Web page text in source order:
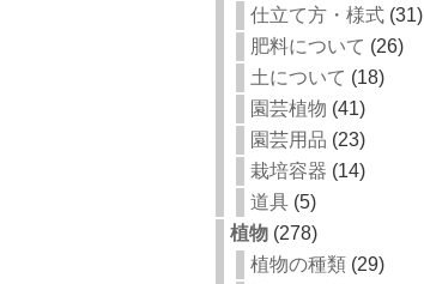
仕立て方・様式 (31)
肥料について (26)
土について (18)
園芸植物 (41)
園芸用品 (23)
栽培容器 (14)
道具 (5)
植物 (278)
植物の種類 (29)